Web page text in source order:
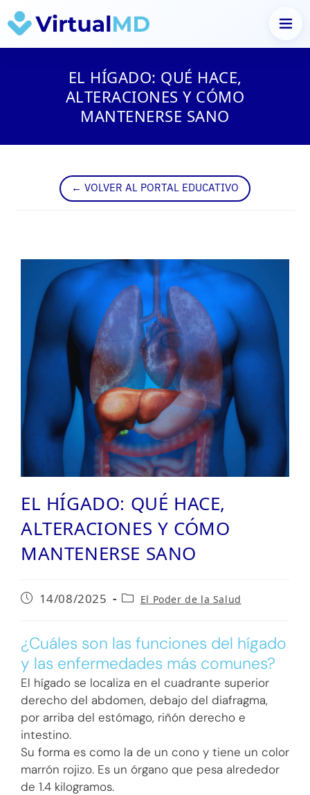
EL HÍGADO: QUÉ HACE,
ALTERACIONES Y CÓMO
MANTENERSE SANO
← VOLVER AL PORTAL EDUCATIVO
EL HÍGADO: QUÉ HACE,
ALTERACIONES Y CÓMO
MANTENERSE SANO
Publicación
entrada:
14/08/2025
Categoría
entrada:
El Poder de la Salud
¿Cuáles son las funciones del hígado
y las enfermedades más comunes?
El hígado se localiza en el cuadrante superior
derecho del abdomen, debajo del diafragma,
por arriba del estómago, riñón derecho e
intestino.
Su forma es como la de un cono y tiene un color
marrón rojizo. Es un órgano que pesa alrededor
de 1.4 kilogramos.